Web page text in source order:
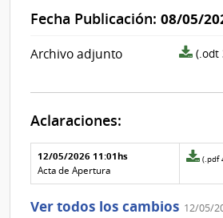
Fecha Publicación: 08/05/
Archivo adjunto (.odt
Aclaraciones:
Aclaraciones del llamado
Fecha y
texto de
la
Archivo
de la
12/05/2026 11:01hs
Acta de Apertura
de
(.pdf
Ver todos los cambios 12/05/